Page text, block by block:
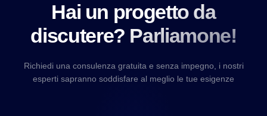
Hai un progetto da
discutere? Parliamone!
Richiedi una consulenza gratuita e senza impegno, i nostri
esperti sapranno soddisfare al meglio le tue esigenze